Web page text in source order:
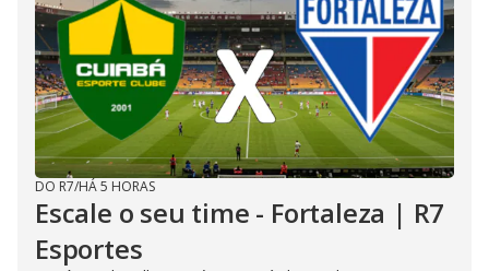
DO R7/HÁ 5 HORAS
Escale o seu time - Fortaleza | R7
Esportes